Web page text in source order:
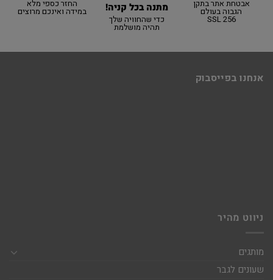
אבטחת אתר בתקן
הגבוה בעולם
SSL 256
מתנה בכל קניה!
כדי שהחוויה שלך
תהיה מושלמת
החזר כספי מלא
במידה ואינכם מרוצים
אנחנו בפייסבוק
ניווט מהיר
מותגים
שעונים לגבר